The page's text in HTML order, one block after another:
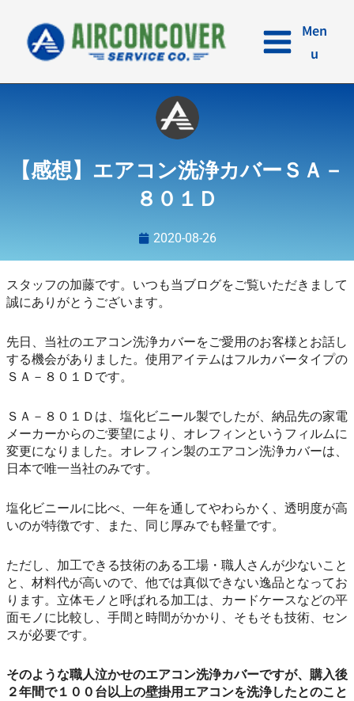
キ
Men
u
【感想】エアコン洗浄カバーＳＡ－
８０１Ｄ
2020-08-26
スタッフの加藤です。いつも当ブログをご覧いただきまして
誠にありがとうございます。
先日、当社のエアコン洗浄カバーをご愛用のお客様とお話し
する機会がありました。使用アイテムはフルカバータイプの
ＳＡ－８０１Ｄです。
ＳＡ－８０１Ｄは、塩化ビニール製でしたが、納品先の家電
メーカーからのご要望により、オレフィンというフィルムに
変更になりました。オレフィン製のエアコン洗浄カバーは、
日本で唯一当社のみです。
塩化ビニールに比べ、一年を通してやわらかく、透明度が高
いのが特徴です、また、同じ厚みでも軽量です。
ただし、加工できる技術のある工場・職人さんが少ないこと
と、材料代が高いので、他では真似できない逸品となってお
ります。立体モノと呼ばれる加工は、カードケースなどの平
面モノに比較し、手間と時間がかかり、そもそも技術、セン
スが必要です。
そのような職人泣かせのエアコン洗浄カバーですが、購入後
２年間で１００台以上の壁掛用エアコンを洗浄したとのこと